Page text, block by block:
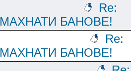
Re:
МАХНАТИ БАНОВЕ!
Re:
МАХНАТИ БАНОВЕ!